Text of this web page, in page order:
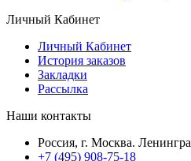
Личный Кабинет
Личный Кабинет
История заказов
Закладки
Рассылка
Наши контакты
Россия, г. Москва.
+7 (495) 908-75-18